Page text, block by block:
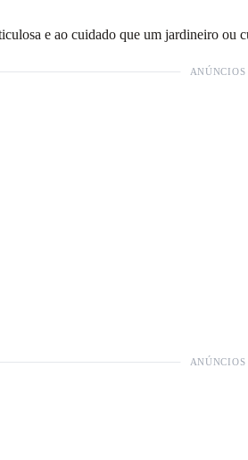
e ao cuidado que um jardineiro ou
ANÚNCIOS
ANÚNCIOS